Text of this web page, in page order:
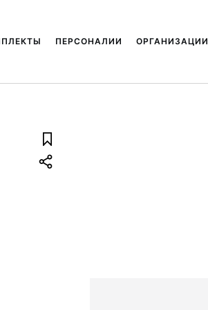
ПЕРСОНАЛИИ ОРГАНИЗАЦИИ